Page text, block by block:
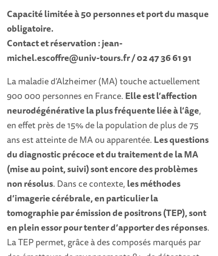
Capacité limitée à 50 personnes et port du masque
obligatoire.
Contact et réservation : jean-
michel.escoffre@univ-tours.fr / 02 47 36 61 91
La maladie d’Alzheimer (MA) touche actuellement
900 000 personnes en France. Elle est l’affection
neurodégénérative la plus fréquente liée à l’âge,
en effet près de 15% de la population de plus de 75
ans est atteinte de MA ou apparentée. Les questions
du diagnostic précoce et du traitement de la MA
(mise au point, suivi) sont encore des problèmes
non résolus. Dans ce contexte, les méthodes
d’imagerie cérébrale, en particulier la
tomographie par émission de positrons (TEP), sont
en plein essor pour tenter d’apporter des réponses.
La TEP permet, grâce à des composés marqués par